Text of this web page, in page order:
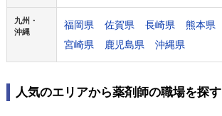
九州・
沖縄
福岡県 佐賀県 長崎県 熊本県
宮崎県
鹿児島県 沖縄県
人気のエリアから薬剤師の職場を探す